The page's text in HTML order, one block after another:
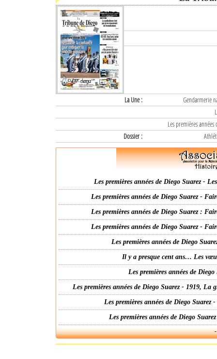
La Une :
Gendarmerie
Les premières
Dossier :
Les premières années de Diego Suarez -
Les premières années de Diego Suarez -
Les premières années de Diego Suarez :
Les premières années de Diego Suarez -
Les premières années de Diego
Il y a presque cent ans… Les
Les premières années de
Les premières années de Diego Suarez - 1919,
Les premières années de Diego
Les premières années de Diego